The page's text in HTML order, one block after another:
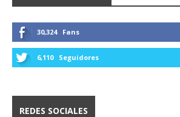
30,324 Fans
6,110 Seguidores
REDES SOCIALES